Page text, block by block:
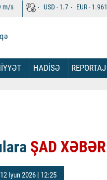
m/s USD -1.7 EUR -1.961
HADİSƏ REPORTAJ
ŞAD XƏBƏR
12 Iyun 2026 | 12:25